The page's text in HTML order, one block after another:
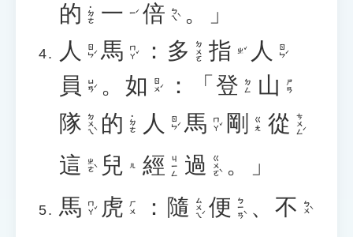
的 ˙ㄉㄜ 一 ㄧˊ 倍 ㄅㄟˋ 。」
人
ㄖㄣˊ 馬 ㄇㄚˇ ： 多 ㄉㄨㄛ 指 ㄓˇ 人 ㄖㄣˊ
員 ㄩㄢˊ 。 如 ㄖㄨˊ ：「 登 ㄉㄥ 山 ㄕㄢ
隊 ㄉㄨㄟˋ 的 ˙ㄉㄜ 人 ㄖㄣˊ 馬 ㄇㄚˇ 剛 ㄍㄤ 從 ㄘㄨㄥˊ
這 ㄓㄜˋ 兒 ㄦ 經 ㄐㄧㄥ 過 ㄍㄨㄛˋ 。」
馬 ㄇㄚˇ 虎 ㄏㄨ ： 隨 ㄙㄨㄟˊ 便 ㄅㄧㄢˋ 、 不 ㄅㄨˋ